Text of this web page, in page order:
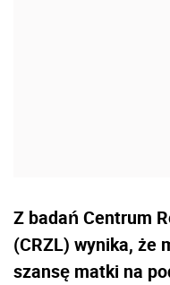
Z badań Centrum
(CRZL) wynika, że
szansę matki na